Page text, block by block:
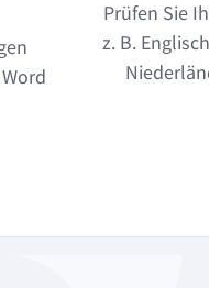
Prüfen Sie
z. B.